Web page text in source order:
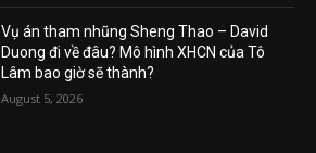
Vụ án tham nhũng Sheng Thao – David
Duong đi về đâu? Mô hình XHCN của Tô
Lâm bao giờ sẽ thành?
August 5, 2026